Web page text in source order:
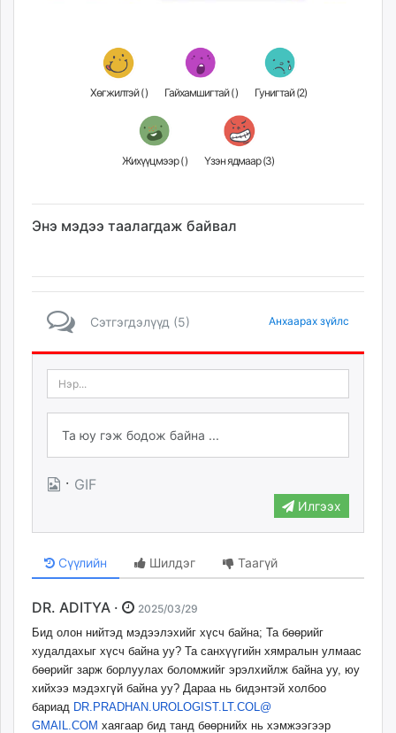
Хөгжилтэй () Гайхамшигтай () Гунигтай (2)
Жихүүцмээр () Үзэн ядмаар (3)
Энэ мэдээ таалагдаж байвал
Сэтгэгдэлүүд (5) Анхаарах зүйлс
· GIF
Илгээх
Сүүлийн Шилдэг Таагүй
DR. ADITYA ·
2025/03/29
Бид олон нийтэд мэдээлэхийг хүсч байна; Та бөөрийг
худалдахыг хүсч байна уу? Та санхүүгийн хямралын улмаас
бөөрийг зарж борлуулах боломжийг эрэлхийлж байна уу, юу
хийхээ мэдэхгүй байна уу? Дараа нь бидэнтэй холбоо
бариад DR.PRADHAN.UROLOGIST.LT.COL@
GMAIL.COM хаягаар бид танд бөөрнийх нь хэмжээгээр